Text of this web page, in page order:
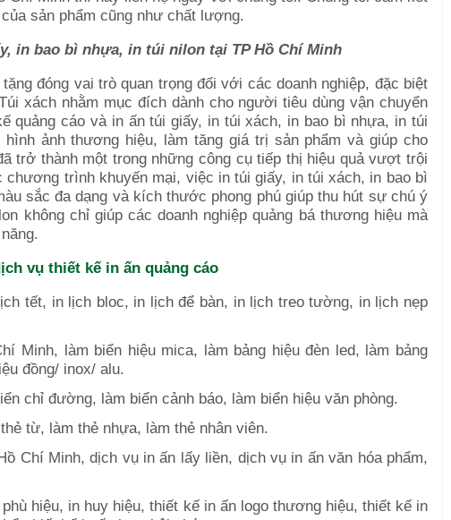
sản phẩm cũng như chất lượng.
in bao bì nhựa, in túi nilon tại TP Hồ Chí Minh
đóng vai trò quan trọng đối với các doanh nghiệp, đặc biệt
xách nhằm mục đích dành cho người tiêu dùng vận chuyển
quảng cáo và in ấn túi giấy, in túi xách, in bao bì nhựa, in túi
ảnh thương hiệu, làm tăng giá trị sản phẩm và giúp cho
trở thành một trong những công cụ tiếp thị hiệu quả vượt trội
trình khuyến mại, việc in túi giấy, in túi xách, in bao bì
sắc đa dạng và kích thước phong phú giúp thu hút sự chú ý
không chỉ giúp các doanh nghiệp quảng bá thương hiệu mà
vụ thiết kế in ấn quảng cáo
tết, in lịch bloc, in lịch để bàn, in lịch treo tường, in lịch nẹp
Minh, làm biển hiệu mica, làm bảng hiệu đèn led, làm bảng
đồng/ inox/ alu.
chỉ đường, làm biển cảnh báo, làm biển hiệu văn phòng.
từ, làm thẻ nhựa, làm thẻ nhân viên.
Chí Minh, dịch vụ in ấn lấy liền, dịch vụ in ấn văn hóa phẩm,
hiệu, in huy hiệu, thiết kế in ấn logo thương hiệu, thiết kế in